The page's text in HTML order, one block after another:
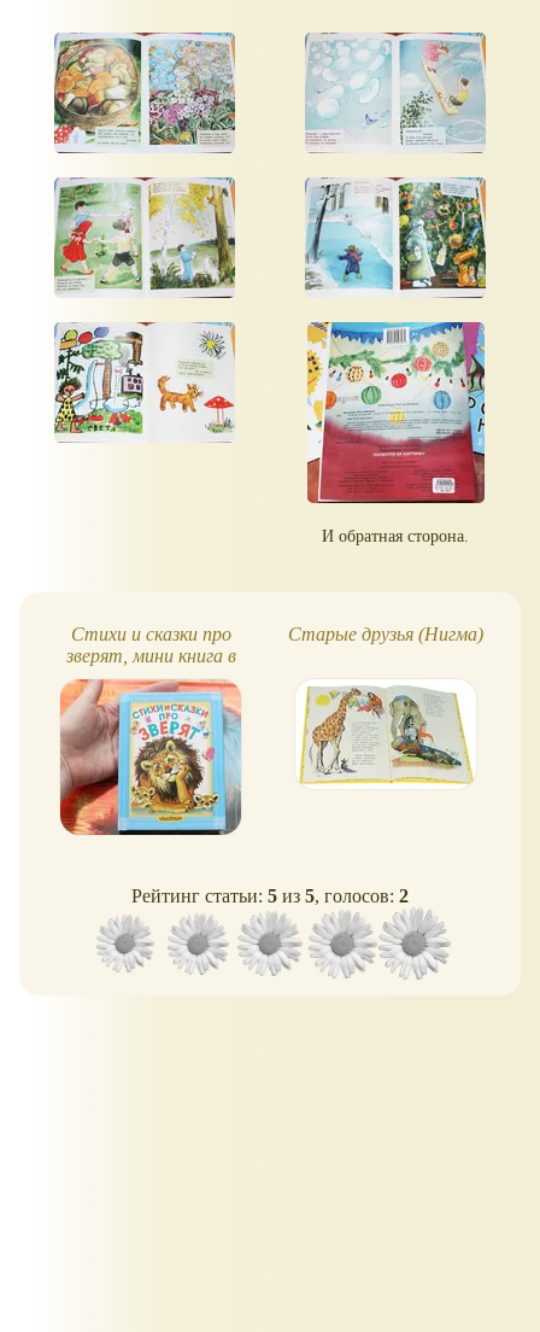
И обратная сторона.
Стихи и сказки про
зверят, мини книга в
твёрдой обложке
Старые друзья (Нигма)
Рейтинг статьи: 5 из 5, голосов: 2